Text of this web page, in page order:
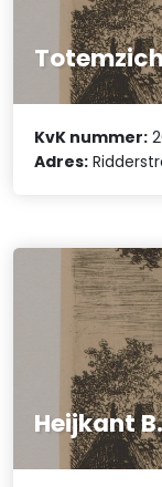
KvK nummer:
Adres:
Heijkant